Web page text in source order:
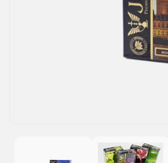
Рідини для електронних сигарет